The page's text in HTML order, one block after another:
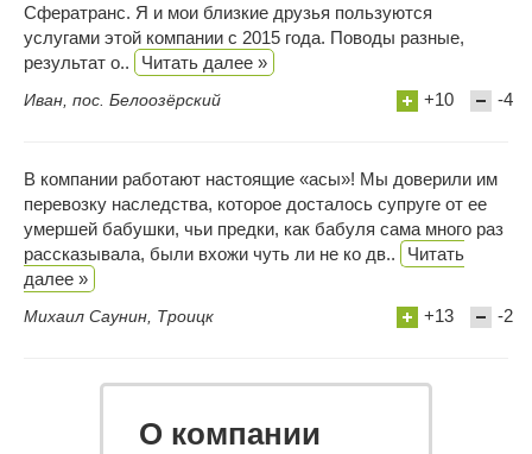
Сфератранс. Я и мои близкие друзья пользуются
услугами этой компании с 2015 года. Поводы разные,
результат о..
Читать далее »
Иван, пос. Белоозёрский +10 -4
В компании работают настоящие «асы»! Мы доверили им
перевозку наследства, которое досталось супруге от ее
умершей бабушки, чьи предки, как бабуля сама много раз
рассказывала, были вхожи чуть ли не ко дв..
Читать
далее »
Михаил Саунин, Троицк +13 -2
О компании